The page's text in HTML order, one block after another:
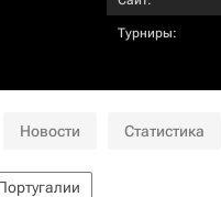
Турниры:
Новости Статистика